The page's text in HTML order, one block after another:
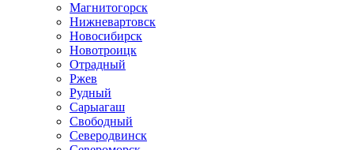
Магнитогорск
Нижневартовск
Новосибирск
Новотроицк
Отрадный
Ржев
Рудный
Сарыагаш
Свободный
Северодвинск